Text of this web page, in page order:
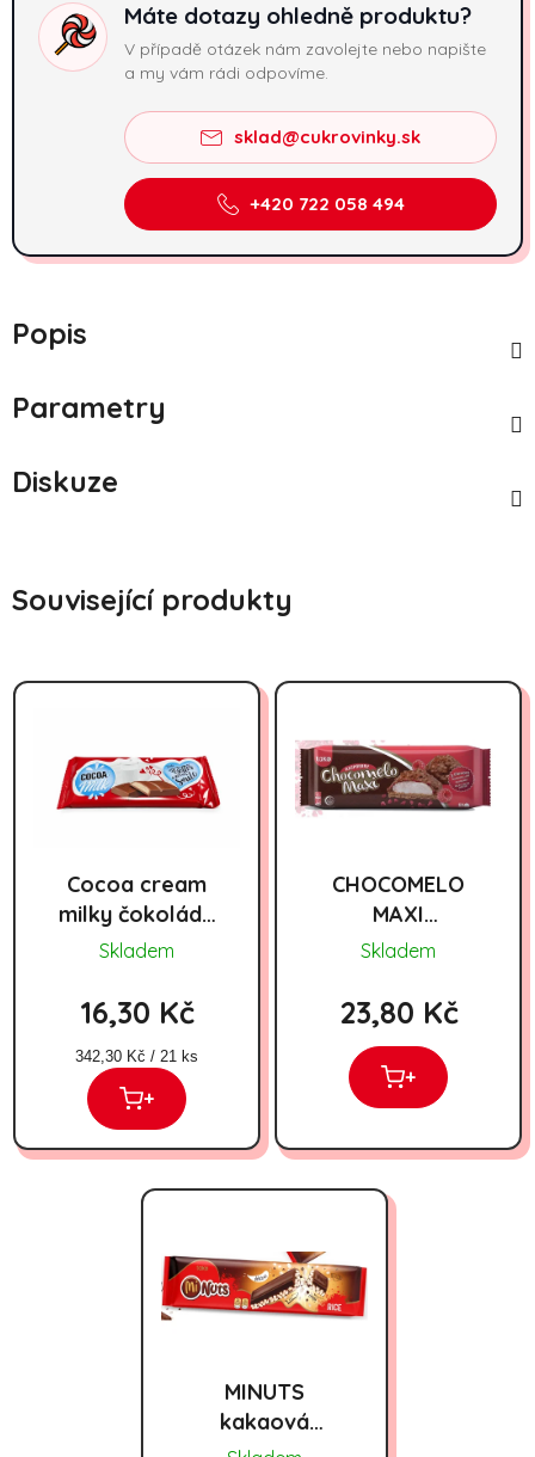
Máte dotazy ohledně produktu?
V případě otázek nám zavolejte nebo napište
a my vám rádi odpovíme.
sklad@cukrovinky.sk
+420 722 058 494
Popis
Parametry
Diskuze
Související produkty
Cocoa cream
milky čokoláda
100g
Skladem
16,30 Kč
Měrná cena:
342,30 Kč / 21 ks
+
CHOCOMELO
MAXI
RASPBERRY
Skladem
23,80 Kč
+
MINUTS
kakaová
pochoutka s